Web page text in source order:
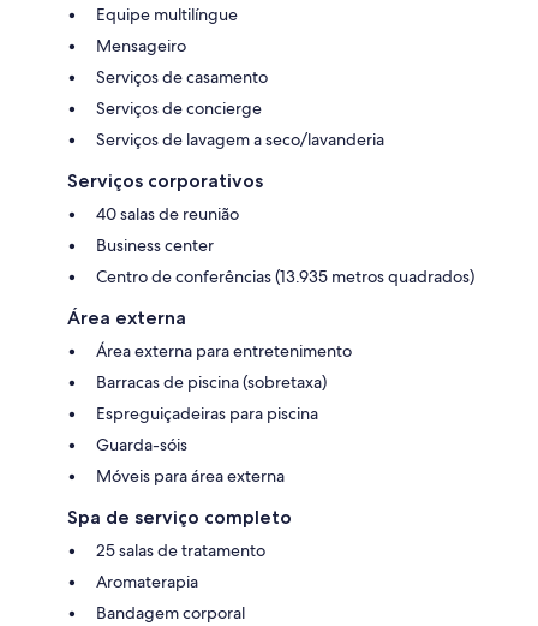
Equipe multilíngue
Mensageiro
Serviços de casamento
Serviços de concierge
Serviços de lavagem a seco/lavanderia
Serviços corporativos
40 salas de reunião
Business center
Centro de conferências (13.935 metros quadrados)
Área externa
Área externa para entretenimento
Barracas de piscina (sobretaxa)
Espreguiçadeiras para piscina
Guarda-sóis
Móveis para área externa
Spa de serviço completo
25 salas de tratamento
Aromaterapia
Bandagem corporal